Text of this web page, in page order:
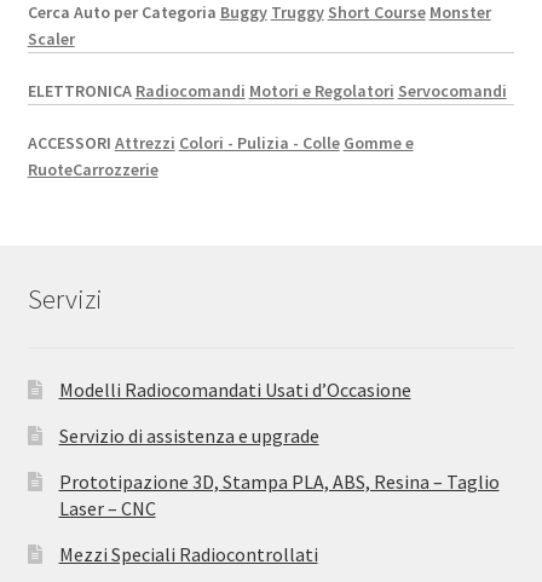
Cerca Auto per Categoria Buggy Truggy Short Course Monster
Scaler
ELETTRONICA Radiocomandi Motori e Regolatori Servocomandi
ACCESSORI Attrezzi Colori - Pulizia - Colle Gomme e
RuoteCarrozzerie
Servizi
Modelli Radiocomandati Usati d’Occasione
Servizio di assistenza e upgrade
Prototipazione 3D, Stampa PLA, ABS, Resina – Taglio
Laser – CNC
Mezzi Speciali Radiocontrollati